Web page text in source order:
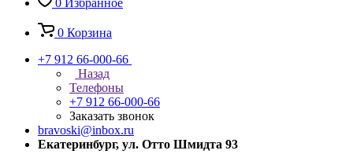
0 Избранное
0 Корзина
+7 912 66-000-66
Назад
Телефоны
+7 912 66-000-66
Заказать звонок
bravoski@inbox.ru
Екатеринбург, ул. Отто Шмидта 93